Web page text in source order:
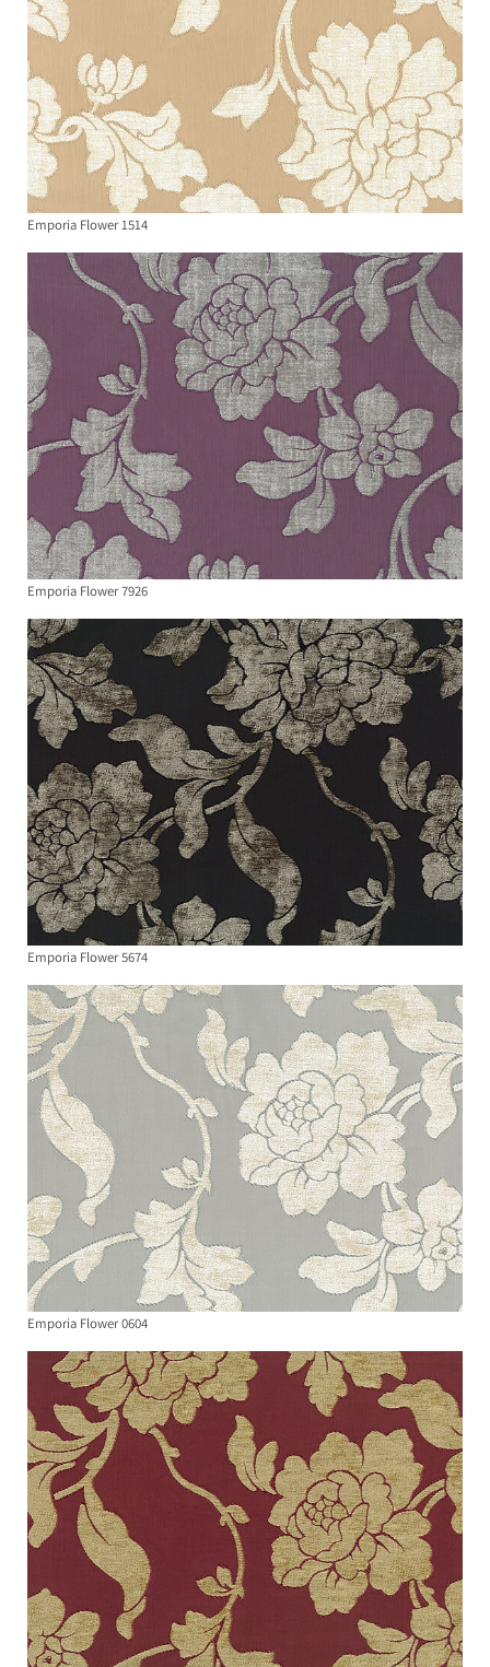
Emporia Flower 1514
Emporia Flower 7926
Emporia Flower 5674
Emporia Flower 0604